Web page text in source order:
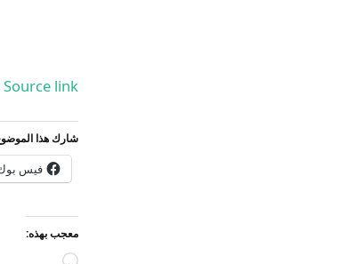
Source link
شارك هذا
فيس
معجب بهذه: